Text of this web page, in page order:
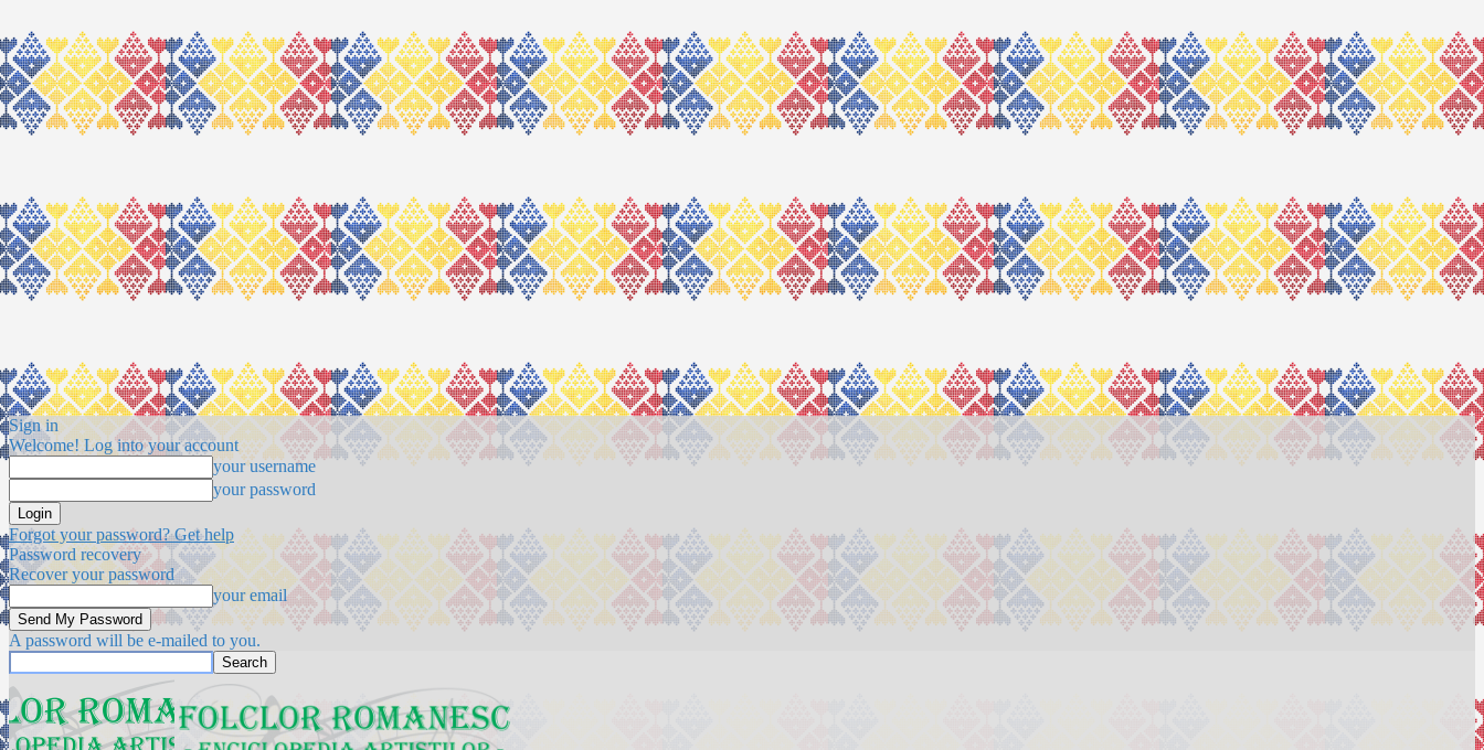
Sign in
Welcome! Log into your account
your username
your password
Forgot your password? Get help
Password recovery
Recover your password
your email
A password will be e-mailed to you.